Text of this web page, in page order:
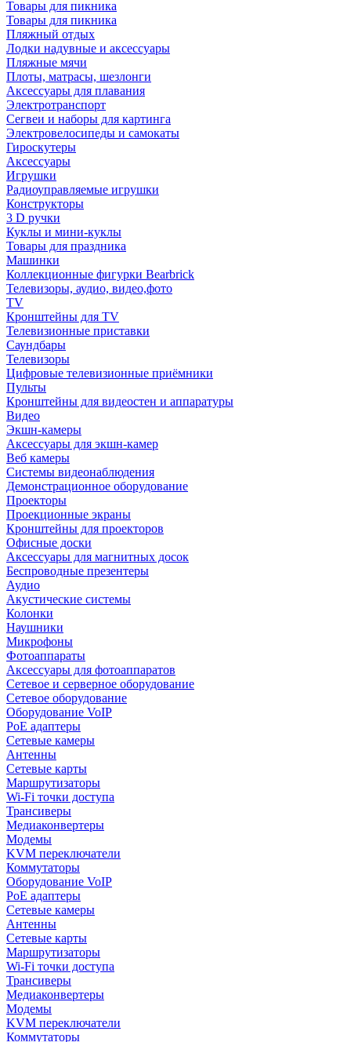
Товары для пикника
Товары для пикника
Пляжный отдых
Лодки надувные и аксессуары
Пляжные мячи
Плоты, матрасы, шезлонги
Аксессуары для плавания
Электротранспорт
Сегвеи и наборы для картинга
Электровелосипеды и самокаты
Гироскутеры
Аксессуары
Игрушки
Радиоуправляемые игрушки
Конструкторы
3 D ручки
Куклы и мини-куклы
Товары для праздника
Машинки
Коллекционные фигурки Bearbrick
Телевизоры, аудио, видео,фото
TV
Кронштейны для TV
Телевизионные приставки
Саундбары
Телевизоры
Цифровые телевизионные приёмники
Пульты
Кронштейны для видеостен и аппаратуры
Видео
Экшн-камеры
Аксессуары для экшн-камер
Веб камеры
Системы видеонаблюдения
Демонстрационное оборудование
Проекторы
Проекционные экраны
Кронштейны для проекторов
Офисные доски
Аксессуары для магнитных досок
Беспроводные презентеры
Аудио
Акустические системы
Колонки
Наушники
Микрофоны
Фотоаппараты
Аксессуары для фотоаппаратов
Сетевое и серверное оборудование
Сетевое оборудование
Оборудование VoIP
PoE адаптеры
Сетевые камеры
Антенны
Сетевые карты
Маршрутизаторы
Wi-Fi точки доступа
Трансиверы
Медиаконвертеры
Модемы
KVM переключатели
Коммутаторы
Оборудование VoIP
PoE адаптеры
Сетевые камеры
Антенны
Сетевые карты
Маршрутизаторы
Wi-Fi точки доступа
Трансиверы
Медиаконвертеры
Модемы
KVM переключатели
Коммутаторы